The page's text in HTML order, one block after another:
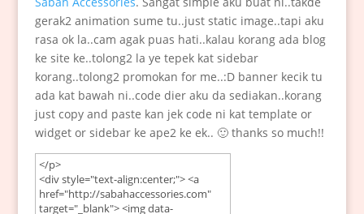
gerak2 animation sume tu..just static image..tapi aku
rasa ok la..cam agak puas hati..kalau korang ada blog
ke site ke..tolong2 la ye tepek kat sidebar
korang..tolong2 promokan for me..:D banner kecik tu
ada kat bawah ni..code dier aku da sediakan..korang
just copy and paste kan jek code ni kat template or
widget or sidebar ke ape2 ke ek.. 🙂 thanks so much!!